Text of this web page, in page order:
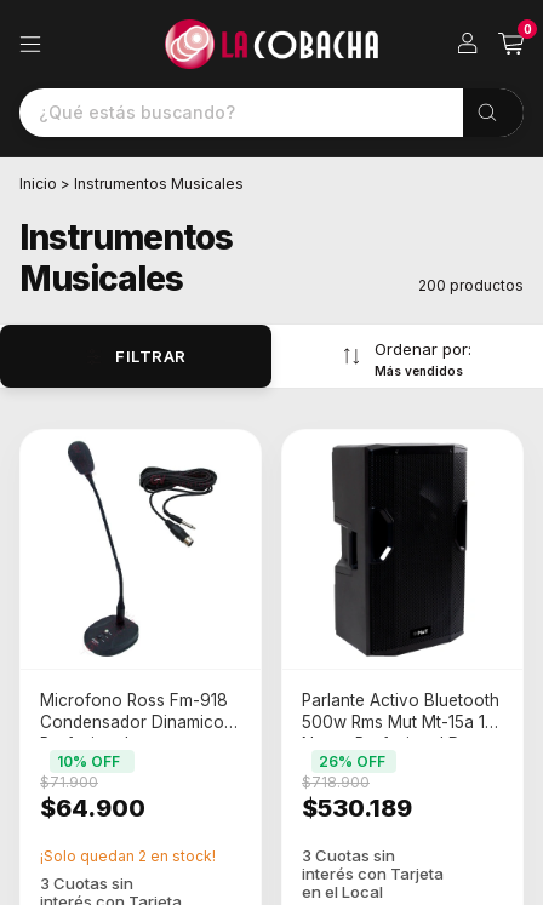
0
Inicio > Instrumentos Musicales
Instrumentos
Musicales
200 productos
FILTRAR Ordenar por:
Más vendidos
Microfono Ross Fm-918
Condensador Dinamico
Profesional
$64.900
$71.900
10% OFF
¡Solo quedan 2 en stock!
Parlante Activo Bluetooth
500w Rms Mut Mt-15a 15
Negro Profesional Dsp
$530.189
$718.900
26% OFF